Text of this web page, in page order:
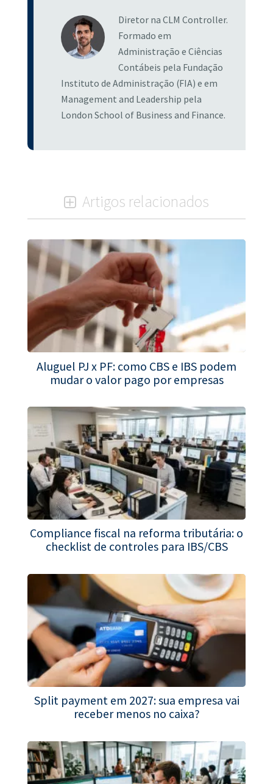
Diretor na CLM Controller.
Formado em
Administração e Ciências
Contábeis pela Fundação
Instituto de Administração (FIA) e em
Management and Leadership pela
London School of Business and Finance.
Artigos relacionados
Aluguel PJ x PF: como CBS e IBS podem
mudar o valor pago por empresas
Compliance fiscal na reforma tributária: o
checklist de controles para IBS/CBS
Split payment em 2027: sua empresa vai
receber menos no caixa?